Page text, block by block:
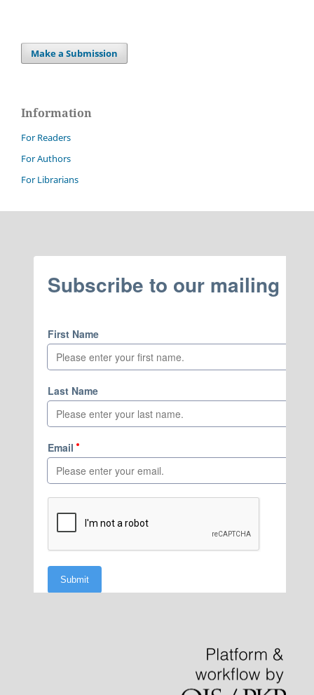
Make a Submission
Information
For Readers
For Authors
For Librarians